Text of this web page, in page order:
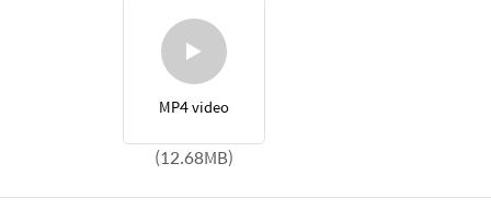
MP4 video
(12.68MB)